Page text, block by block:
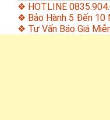
❖ HOTLINE
❖ Bảo Hành 5 Đến 10
❖ Tư Vấn Báo Giá